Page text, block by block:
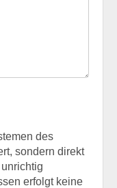
des
sondern direkt
erfolgt keine